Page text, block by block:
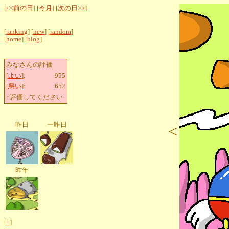
[<<前の日 ] [今月 ] [次の日>>]
[ranking] [new] [random]
[home] [blog]
みなさんの評価
[よい]:
955
[悪い]:
652
↑評価してください
昨日 一昨日
昨年
[+]
<